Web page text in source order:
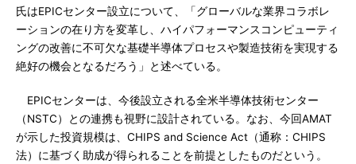
氏はEPICセンター設立について、「グローバルな業界コラボレ
ーションの在り方を変革し、ハイパフォーマンスコンピューティ
ングの改善に不可欠な基礎半導体プロセスや製造技術を実現する
絶好の機会となるだろう」と述べている。
EPICセンターは、今後設立される全米半導体技術センター
（NSTC）との連携も視野に設計されている。なお、今回AMAT
が示した投資規模は、CHIPS and Science Act（通称：CHIPS
法）に基づく助成が得られることを前提としたものだという。